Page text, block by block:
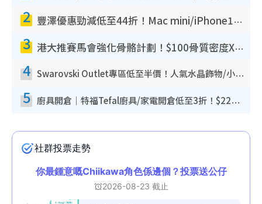
2 豐澤優惠勁減低至44折！Mac mini/iPhone17Pro大減價！廚房家電$220起
3 港大推賽馬會強化骨骼計劃！$100骨質密度X光檢查 完成免費運動訓練送超市禮券！附參加資格
4 Swarovski Outlet專區低至半價！人氣水晶飾物/小擺設$138起！迪士尼款/水晶高跟鞋都有平
5 廚具開倉｜特福Tefal廚具/家電開倉低至3折！$220起買平底鍋/炒鑊/湯煲！電飯煲/吸塵機/燙斗$418起